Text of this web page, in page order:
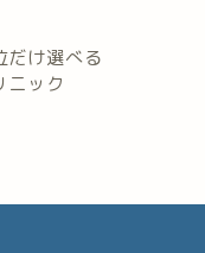
だけ選べる
ニック